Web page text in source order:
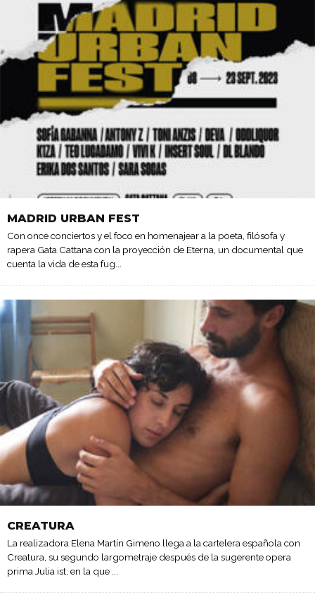
MADRID URBAN FEST
Con once conciertos y el foco en homenajear a la poeta, filósofa y
rapera Gata Cattana con la proyección de Eterna, un documental que
cuenta la vida de esta fug
CREATURA
La realizadora Elena Martín Gimeno llega a la cartelera española con
Creatura, su segundo largometraje después de la sugerente opera
prima Julia ist, en la que